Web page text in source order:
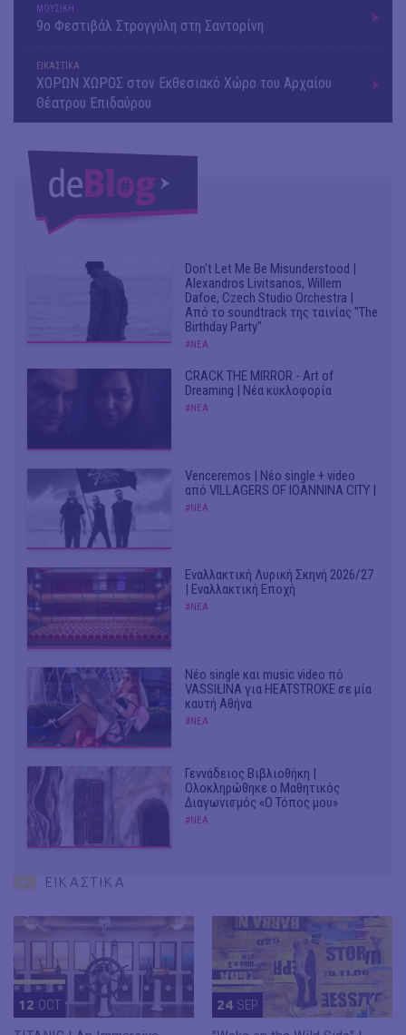
ΜΟΥΣΙΚΗ
9o Φεστιβάλ Στρογγύλη στη Σαντορίνη
ΕΙΚΑΣΤΙΚΑ
ΧΟΡΩΝ ΧΩΡΟΣ στον Εκθεσιακό Χώρο του Αρχαίου
Θέατρου Επιδαύρου
Don't Let Me Be Misunderstood |
Alexandros Livitsanos, Willem
Dafoe, Czech Studio Orchestra |
Από το soundtrack της ταινίας "The
Birthday Party"
#ΝΕΑ
CRACK THE MIRROR - Art of
Dreaming | Νέα κυκλοφορία
#ΝΕΑ
Venceremos | Νέο single + video
από VILLAGERS OF IOANNINA CITY |
#ΝΕΑ
Εναλλακτική Λυρική Σκηνή 2026/27
| Εναλλακτική Εποχή
#ΝΕΑ
Νέο single και music video πό
VASSIŁINA για HEATSTROKE σε μία
καυτή Αθήνα
#ΝΕΑ
Γεννάδειος Βιβλιοθήκη |
Ολοκληρώθηκε ο Μαθητικός
Διαγωνισμός «Ο Τόπος μου»
#ΝΕΑ
ΕΙΚΑΣΤΙΚΑ
12 OCT 24 SEP